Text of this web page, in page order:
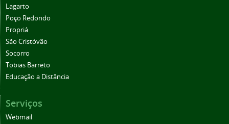
Lagarto
Poço Redondo
Propriá
São Cristóvão
Socorro
Tobias Barreto
Educação a Distância
Serviços
Webmail